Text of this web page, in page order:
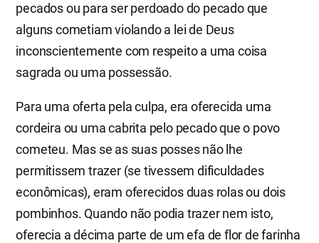
pecados ou para ser perdoado do pecado que
alguns cometiam violando a lei de Deus
inconscientemente com respeito a uma coisa
sagrada ou uma possessão.
Para uma oferta pela culpa, era oferecida uma
cordeira ou uma cabrita pelo pecado que o povo
cometeu. Mas se as suas posses não lhe
permitissem trazer (se tivessem dificuldades
econômicas), eram oferecidos duas rolas ou dois
pombinhos. Quando não podia trazer nem isto,
oferecia a décima parte de um efa de flor de farinha